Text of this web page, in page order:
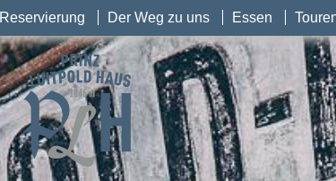
Reservierung Der Weg zu uns Essen